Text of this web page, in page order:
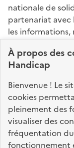
À propos des
Handicap
Bienvenue ! Le
cookies
pleinement des
visualiser des
fréquentation du
fonctionnement
nationale de
partenariat avec
les informations,
connaître vos
identifier vos
Nos sites
info.gouv.fr
data.gouv.fr